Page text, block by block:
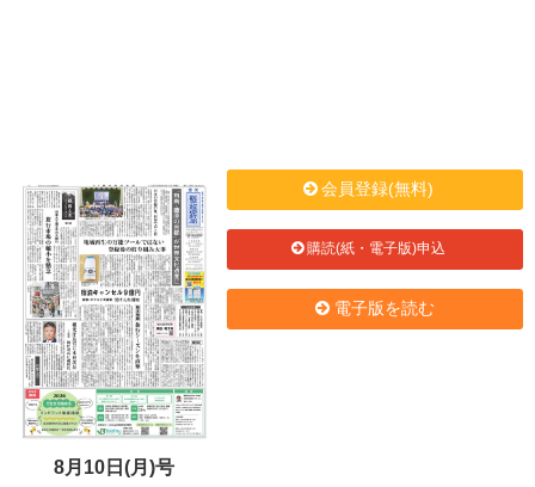
8月10日(月)号
会員登録(無料)
購読(紙・電子版)申込
電子版を読む